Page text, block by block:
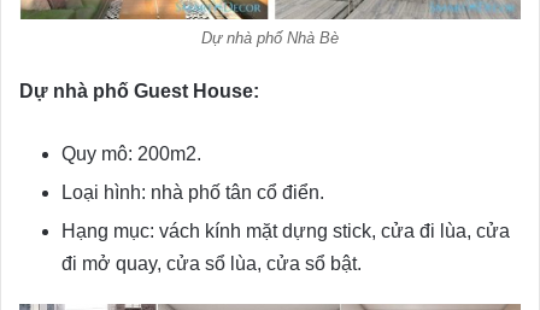
Dự nhà phố Nhà Bè
Dự nhà phố Guest House:
Quy mô: 200m2.
Loại hình: nhà phố tân cổ điển.
Hạng mục: vách kính mặt dựng stick, cửa đi lùa, cửa
đi mở quay, cửa sổ lùa, cửa sổ bật.